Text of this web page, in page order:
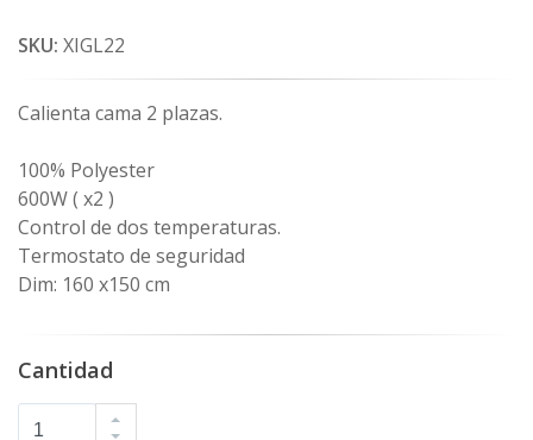
SKU: XIGL22
Calienta cama 2 plazas.
100% Polyester
600W ( x2 )
Control de dos temperaturas.
Termostato de seguridad
Dim: 160 x150 cm
Cantidad